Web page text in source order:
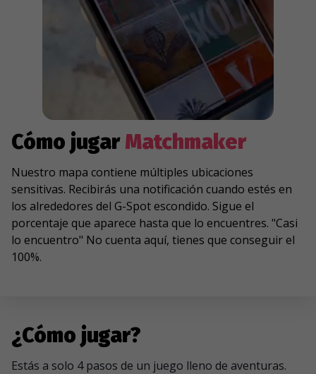
Cómo jugarMatchmaker
Nuestro mapa contiene múltiples ubicaciones
sensitivas. Recibirás una notificación cuando estés en
los alrededores del G-Spot escondido. Sigue el
porcentaje que aparece hasta que lo encuentres. "Casi
lo encuentro" No cuenta aquí, tienes que conseguir el
100%.
¿Cómo jugar?
Estás a solo 4 pasos de un juego lleno de aventuras.